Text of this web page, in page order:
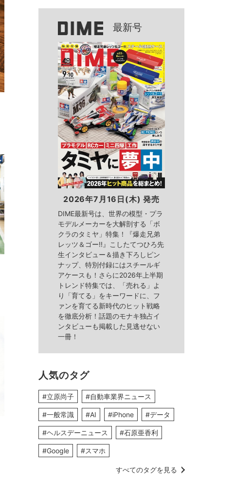
最新号
2026年7月16日(木) 発売
DIME最新号は、世界の模型・プラ
モデルメーカーを大解剖する「ボ
クラのタミヤ」特集！『爆走兄弟
レッツ＆ゴー!!』こしたてつひろ先
生インタビュー＆描き下ろしピン
ナップ、特別付録にはスチールギ
アケースも！さらに2026年上半期
トレンド特集では、「売れる」よ
り「育てる」をキーワードに、フ
ァンを育てる新時代のヒット戦略
を徹底分析！話題のモナキ独占イ
ンタビューも掲載した見逃せない
一冊！
人気のタグ
#立原尚子 #自動車業界ニュース
#一般常識 #AI #iPhone #データ
#ヘルスデーニュース #石原亜香利
#Google #スマホ
すべてのタグを見る